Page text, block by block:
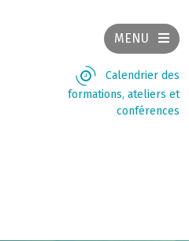
MENU
Calendrier des
formations, ateliers et
conférences